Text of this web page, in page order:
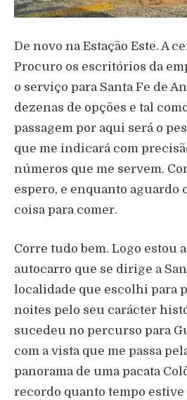
De novo na Estação Este. A
Procuro os escritórios da
o serviço para Santa Fe de
dezenas de opções e tal
passagem por aqui será o
que me indicará com
números que me servem.
espero, e enquanto aguardo
coisa para comer.
Corre tudo bem. Logo estou
autocarro que se dirige a
localidade que escolhi para
noites pelo seu carácter
sucedeu no percurso para
com a vista que me passa
panorama de uma pacata
recordo quanto tempo